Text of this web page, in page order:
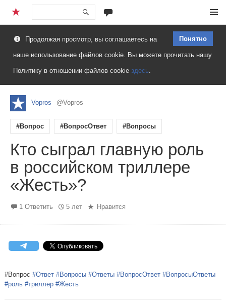
Перейти
содержимому
Понятно
Продолжая просмотр, вы соглашаетесь на
наше использование файлов cookie. Вы можете прочитать нашу
Политику в отношении файлов cookie здесь.
Vopros @Vopros
#Вопрос #ВопросОтвет #Вопросы
Кто сыграл главную роль
в российском триллере
«Жесть»?
1 Ответить 5 лет Нравится
#Вопрос #Ответ #Вопросы #Ответы #ВопросОтвет #ВопросыОтветы
#роль #триллер #Жесть